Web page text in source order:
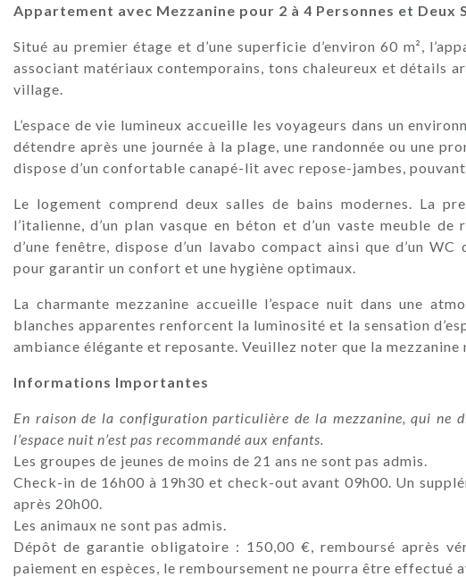
Appartement avec Mezzanine pour 2 à 4 Personnes et Deux
Situé au premier étage et d’une superficie d’environ 60 m²,
associant matériaux contemporains, tons chaleureux et détails
village.
L’espace de vie lumineux accueille les voyageurs dans un
détendre après une journée à la plage, une randonnée ou une
dispose d’un confortable canapé-lit avec repose-jambes,
Le logement comprend deux salles de bains modernes. La
l’italienne, d’un plan vasque en béton et d’un vaste meuble
d’une fenêtre, dispose d’un lavabo compact ainsi que d’un
pour garantir un confort et une hygiène optimaux.
La charmante mezzanine accueille l’espace nuit dans une
blanches apparentes renforcent la luminosité et la sensation
ambiance élégante et reposante. Veuillez noter que la
Informations Importantes
En raison de la configuration particulière de la mezzanine, qui ne
l’espace nuit n’est pas recommandé aux enfants.
Les groupes de jeunes de moins de 21 ans ne sont pas admis.
Check-in de 16h00 à 19h30 et check-out avant 09h00. Un
après 20h00.
Les animaux ne sont pas admis.
Dépôt de garantie obligatoire : 150,00 €, remboursé après
paiement en espèces, le remboursement ne pourra être effectué